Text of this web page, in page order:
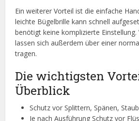
Ein weiterer Vorteil ist die einfache
leichte Bügelbrille kann schnell
benötigt keine komplizierte Einstellung.
lassen sich außerdem über einer
tragen.
Die wichtigsten
Überblick
Schutz vor Splittern, Spänen,
Je nach Ausführung Schutz vor